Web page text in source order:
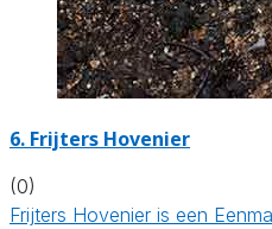
6. Frijters Hovenier
(0)
Frijters Hovenier is een